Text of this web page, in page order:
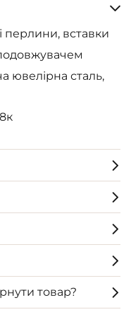
перлини, вставки
ювелірна сталь,
товар?